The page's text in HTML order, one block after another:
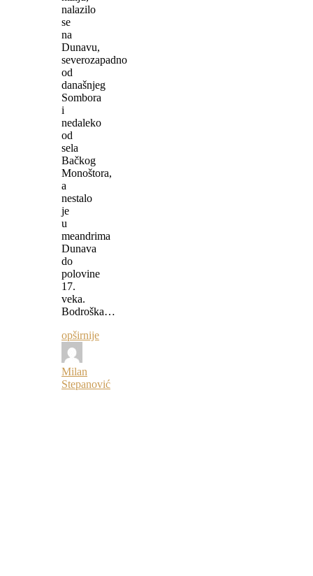
nalazilo
se
na
Dunavu,
severozapadno
od
današnjeg
Sombora
i
nedaleko
od
sela
Bačkog
Monoštora,
a
nestalo
je
u
meandrima
Dunava
do
polovine
17.
veka.
Bodroška…
opširnije
Milan
Stepanović